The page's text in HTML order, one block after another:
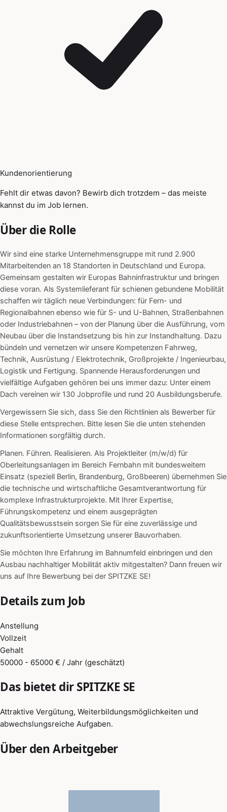
Kundenorientierung
Fehlt dir etwas davon? Bewirb dich trotzdem – das meiste
kannst du im Job lernen.
Über die Rolle
Wir sind eine starke Unternehmensgruppe mit rund 2.900
Mitarbeitenden an 18 Standorten in Deutschland und Europa.
Gemeinsam gestalten wir Europas Bahninfrastruktur und bringen
diese voran. Als Systemlieferant für schienen gebundene Mobilität
schaffen wir täglich neue Verbindungen: für Fern- und
Regionalbahnen ebenso wie für S- und U-Bahnen, Straßenbahnen
oder Industriebahnen – von der Planung über die Ausführung, vom
Neubau über die Instandsetzung bis hin zur Instandhaltung. Dazu
bündeln und vernetzen wir unsere Kompetenzen Fahrweg,
Technik, Ausrüstung / Elektrotechnik, Großprojekte / Ingenieurbau,
Logistik und Fertigung. Spannende Herausforderungen und
vielfältige Aufgaben gehören bei uns immer dazu: Unter einem
Dach vereinen wir 130 Jobprofile und rund 20 Ausbildungsberufe.
Vergewissern Sie sich, dass Sie den Richtlinien als Bewerber für
diese Stelle entsprechen. Bitte lesen Sie die unten stehenden
Informationen sorgfältig durch.
Planen. Führen. Realisieren. Als Projektleiter (m/w/d) für
Oberleitungsanlagen im Bereich Fernbahn mit bundesweitem
Einsatz (speziell Berlin, Brandenburg, Großbeeren) übernehmen Sie
die technische und wirtschaftliche Gesamtverantwortung für
komplexe Infrastrukturprojekte. Mit Ihrer Expertise,
Führungskompetenz und einem ausgeprägten
Qualitätsbewusstsein sorgen Sie für eine zuverlässige und
zukunftsorientierte Umsetzung unserer Bauvorhaben.
Sie möchten Ihre Erfahrung im Bahnumfeld einbringen und den
Ausbau nachhaltiger Mobilität aktiv mitgestalten? Dann freuen wir
uns auf Ihre Bewerbung bei der SPITZKE SE!
Details zum Job
Anstellung
Vollzeit
Gehalt
50000 - 65000 € / Jahr (geschätzt)
Das bietet dir SPITZKE SE
Attraktive Vergütung, Weiterbildungsmöglichkeiten und
abwechslungsreiche Aufgaben.
Über den Arbeitgeber